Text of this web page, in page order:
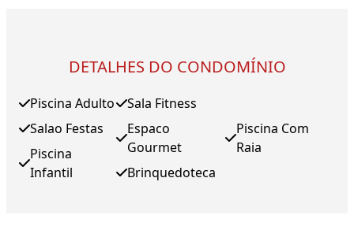
DETALHES DO CONDOMÍNIO
Piscina Adulto
Salao Festas
Piscina
Infantil
Sala Fitness
Espaco
Gourmet
Brinquedoteca
Piscina Com
Raia